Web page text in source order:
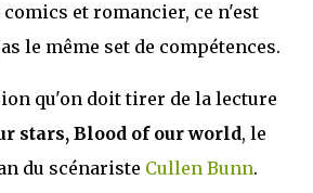
comics et romancier, ce n'est
le même set de compétences.
qu'on doit tirer de la lecture
stars, Blood of our world, le
du scénariste Cullen Bunn.